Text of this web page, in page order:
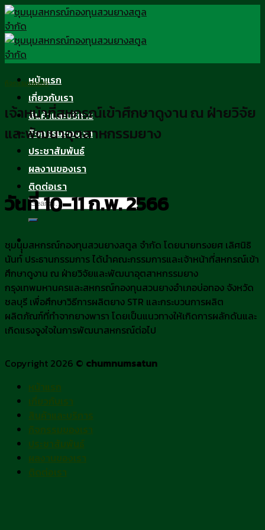
Skip
to
content
หน้าแรก
เกี่ยวกับเรา
สินค้าและบริการ
กิจกรรมของเรา
ประชาสัมพันธ์
ผลงานของเรา
ติดต่อเรา
กิจกรรมของเรา
เจ้าหน้าที่สหกรณ์เข้าศึกษาดูงาน ณ ฝ่ายวิจัย
และพัฒนาอุตสาหกรรมยาง
วันที่ 10-11 ก.พ. 2566
ชุมนุุมสหกรณ์กองทุนสวนยางสตูล จำกัด โดยนายทรงยศ เลิศนิธิ
นันท์ ประธานกรรมการ ได้นำคณะกรรมการและเจ้าหน้าที่สหกรณ์เข้า
ศึกษาดูงาน ณ ฝ่ายวิจัยและพัฒนาอุตสาหกรรมยาง
กรุงเทพมหานครและสหกรณ์กองทุนสวนยางอำเภอบ่อทอง จังหวัด
ชลบุรี เพื่อศึกษาวิธีการผลิตยาง STR และกระบวนการผลิต
ผลิตภัณฑ์ที่ทำจากยางพารา โดยเป็นแนวทางให้เกิดการผลักดันและ
เกิดแรงจูงใจในการพัฒนาสหกรณ์ต่อไป
Copyright 2026 © chumnumsatun